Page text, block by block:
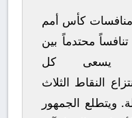
كأس أمم
محتدماً بين
يسعى كل
النقاط الثلاث
ويتطلع الجمهور